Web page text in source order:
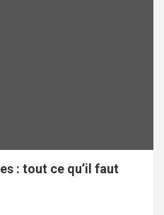
: tout ce qu’il faut